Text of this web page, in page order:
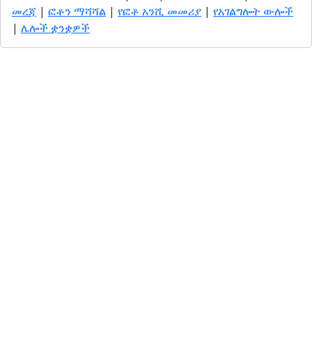
መረጃ | ፎቶን ማሻሻል | የፎቶ አንሺ መመሪያ | የአገልግሎት ውሎች
| ሌሎች ቋንቋዎች